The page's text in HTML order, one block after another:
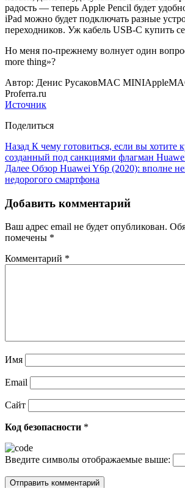
радость — теперь Apple Pencil будет
iPad можно будет подключать разные
переходников. Уж кабель USB-C купить
Но меня по-прежнему волнует один
more thing»?
Автор: Денис РусаковMAC
Proferra.ru
Источник
Поделиться
Назад К чему готовиться, если вы хотите
созданный под санкциями флагман
Далее Обзор Huawei Y6p (2020): вполне
недорогого смартфона
Добавить комментарий
Ваш адрес email не будет опубликован.
помечены *
Комментарий *
Имя
Email
Сайт
Код безопасности *
Введите символы отображаемые выше: